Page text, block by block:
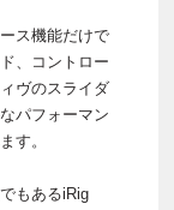
ス機能だけで
、コントロー
ヴのスライダ
パフォーマン
す。
もあるiRig